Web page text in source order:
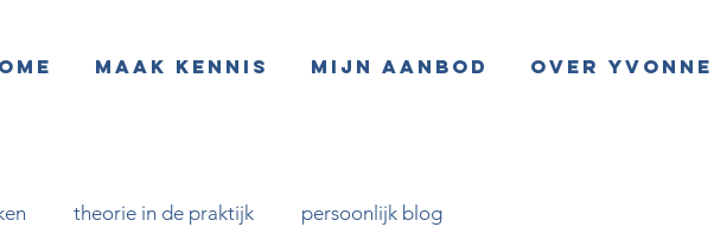
Maak kennis Mijn aanbod Over Yvonne
theorie in de praktijk persoonlijk blog